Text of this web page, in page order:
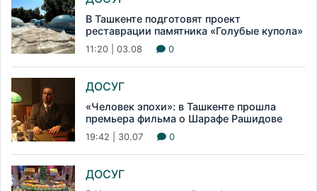
В Ташкенте подготовят проект
реставрации памятника «Голубые купола»
11:20 | 03.08 0
ДОСУГ
«Человек эпохи»: в Ташкенте прошла
премьера фильма о Шарафе Рашидове
19:42 | 30.07 0
ДОСУГ